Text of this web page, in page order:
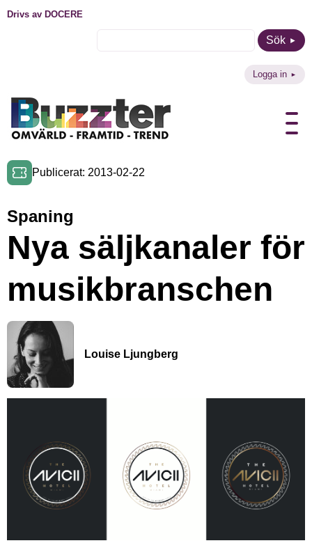
Drivs av DOCERE
Sök
Logga in
Publicerat: 2013-02-22
Spaning
Nya säljkanaler för
musikbranschen
Louise Ljungberg